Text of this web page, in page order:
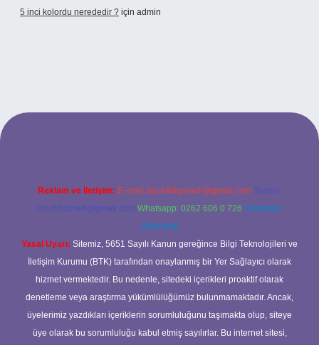
5 inci kolordu nerededir ? için admin
Reklam ve İletişim: E-mail: backlinkpaneli@gmail.com Teams:
forumhizmeti@gmail.com Whatsapp: 0262 606 0 726 Telegram:
@karabul
Yasal Uyarı: Sitemiz, 5651 Sayılı Kanun gereğince Bilgi Teknolojileri ve
İletişim Kurumu (BTK) tarafından onaylanmış bir Yer Sağlayıcı olarak
hizmet vermektedir. Bu nedenle, sitedeki içerikleri proaktif olarak
denetleme veya araştırma yükümlülüğümüz bulunmamaktadır. Ancak,
üyelerimiz yazdıkları içeriklerin sorumluluğunu taşımakta olup, siteye
üye olarak bu sorumluluğu kabul etmiş sayılırlar. Bu internet sitesi,